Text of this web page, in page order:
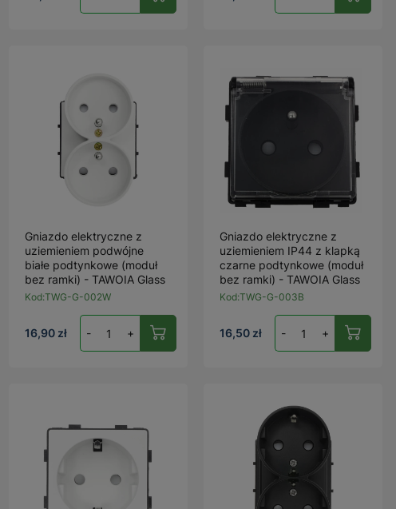
Gniazdo elektryczne z
uziemieniem podwójne
białe podtynkowe (moduł
bez ramki) - TAWOIA Glass
Kod:TWG-G-002W
16,90 zł - +
Gniazdo elektryczne z
uziemieniem IP44 z klapką
czarne podtynkowe (moduł
bez ramki) - TAWOIA Glass
Kod:TWG-G-003B
16,50 zł - +